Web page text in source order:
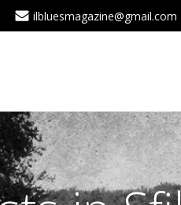
ilbluesmagazine@gmail.com